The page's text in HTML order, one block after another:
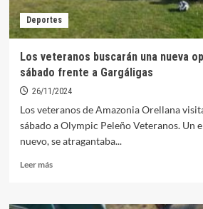
yacimiento
de
Cancho
Deportes
Los veteranos buscarán una nueva
sábado frente a Gargáligas
26/11/2024
Los veteranos de Amazonia Orellana
sábado a Olympic Peleño Veteranos. Un
nuevo, se atragantaba...
Leer másLeer
Los